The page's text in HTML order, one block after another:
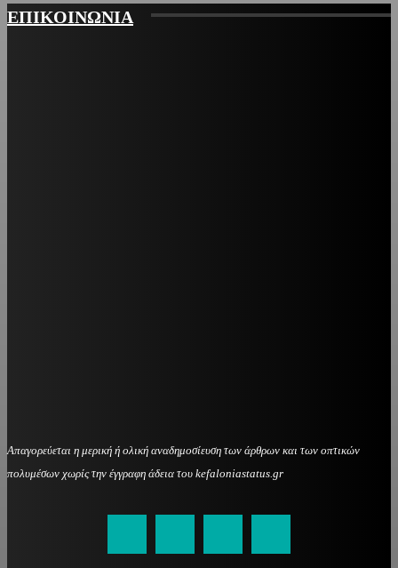
ΕΠΙΚΟΙΝΩΝΙΑ
Απαγορεύεται η μερική ή ολική αναδημοσίευση των άρθρων και των οπτικών
πολυμέσων χωρίς την έγγραφη άδεια του kefaloniastatus.gr